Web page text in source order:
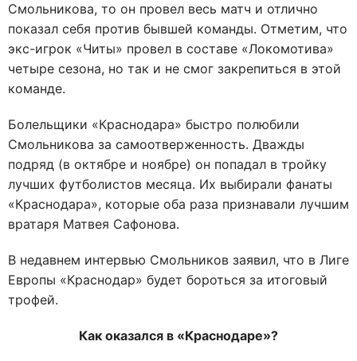
Смольникова, то он провел весь матч и отлично
показал себя против бывшей команды. Отметим, что
экс-игрок «Читы» провел в составе «Локомотива»
четыре сезона, но так и не смог закрепиться в этой
команде.
Болельщики «Краснодара» быстро полюбили
Смольникова за самоотверженность. Дважды
подряд (в октябре и ноябре) он попадал в тройку
лучших футболистов месяца. Их выбирали фанаты
«Краснодара», которые оба раза признавали лучшим
вратаря Матвея Сафонова.
В недавнем интервью Смольников заявил, что в Лиге
Европы «Краснодар» будет бороться за итоговый
трофей.
Как оказался в «Краснодаре»?